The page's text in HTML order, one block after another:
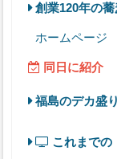
創業120年の
ホームページ
同日に紹介
福島のデカ盛
これまでの